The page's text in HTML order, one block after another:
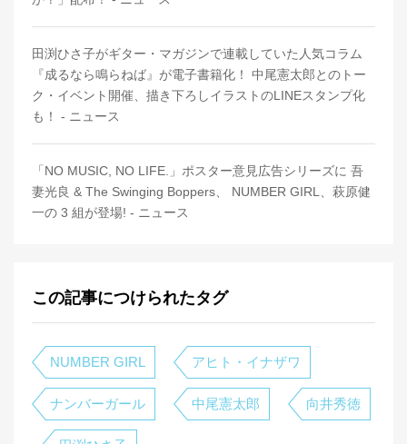
田渕ひさ子がギター・マガジンで連載していた人気コラム
『成るなら鳴らねば』が電子書籍化！ 中尾憲太郎とのトー
ク・イベント開催、描き下ろしイラストのLINEスタンプ化
も！ - ニュース
「NO MUSIC, NO LIFE.」ポスター意見広告シリーズに 吾
妻光良 & The Swinging Boppers、 NUMBER GIRL、萩原健
一の 3 組が登場! - ニュース
この記事につけられたタグ
NUMBER GIRL アヒト・イナザワ
ナンバーガール 中尾憲太郎 向井秀徳